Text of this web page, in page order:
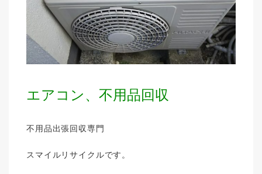
エアコン、不用品回収
不用品出張回収専門
スマイルリサイクルです。